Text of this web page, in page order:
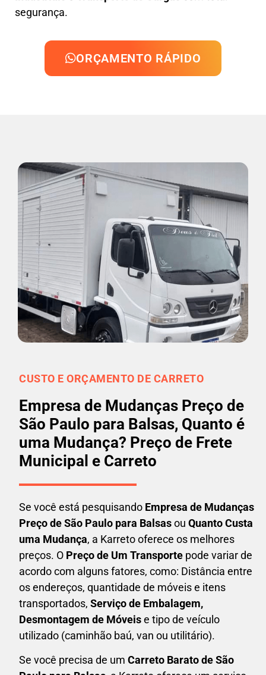
segurança.
ORÇAMENTO RÁPIDO
CUSTO E ORÇAMENTO DE CARRETO
Empresa de Mudanças Preço de
São Paulo para Balsas, Quanto é
uma Mudança? Preço de Frete
Municipal e Carreto
Se você está pesquisando Empresa de Mudanças
Preço de São Paulo para Balsasou Quanto Custa
uma Mudança, a Karreto oferece os melhores
preços. O Preço de Um Transporte pode variar de
acordo com alguns fatores, como: Distância entre
os endereços, quantidade de móveis e itens
transportados, Serviço de Embalagem,
Desmontagem de Móveise tipo de veículo
utilizado (caminhão baú, van ou utilitário).
Se você precisa de um Carreto Baratode São